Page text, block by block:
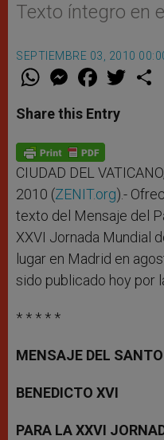
Texto íntegro en
SEPTIEMBRE 03, 2010
W
t
s
p
p
M
e
s
e
g
e
r
F
a
e
b
o
k
w
Share this Entry
CIUDAD DEL
2010 (ZENIT.org).-
texto del Mensaje del
XXVI Jornada Mundial
lugar en Madrid en
sido publicado hoy por
* * * * *
MENSAJE DEL SANTO
BENEDICTO XVI
PARA LA XXVI